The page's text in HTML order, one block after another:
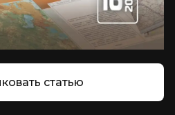
статью